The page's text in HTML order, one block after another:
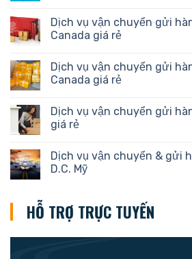
Dịch vụ vận chuyển gửi
Canada giá rẻ
Dịch vụ vận chuyển gửi
Canada giá rẻ
Dịch vụ vận chuyển gửi
giá rẻ
Dịch vụ vận chuyển & gửi
D.C. Mỹ
HỖ TRỢ TRỰC TUYẾN